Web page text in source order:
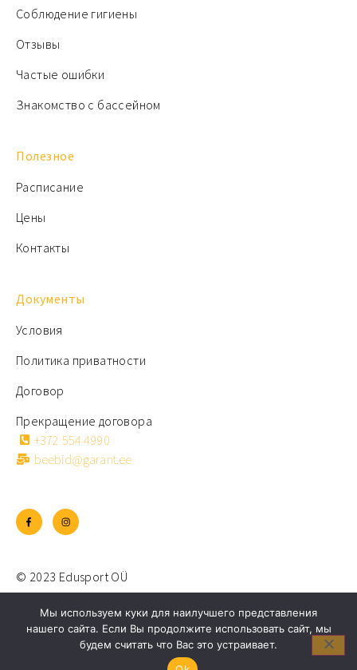
Соблюдение гигиены
Отзывы
Частые ошибки
Знакомство с бассейном
Полезное
Расписание
Цены
Контакты
Документы
Условия
Политика приватности
Договор
Прекращение договора
+372 554 4990
beebid@garant.ee
© 2023 Edusport OÜ
Разработка сайта
Мы используем куки для наилучшего представления
нашего сайта. Если Вы продолжите использовать сайт, мы
будем считать что Вас это устраивает.